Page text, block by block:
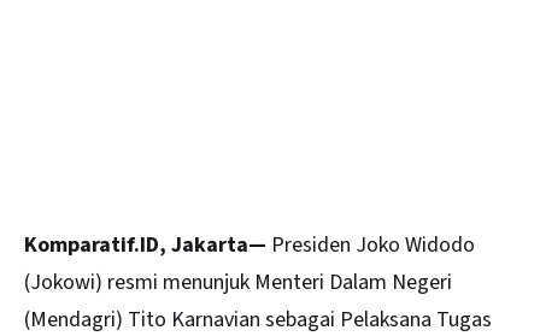
Komparatif.ID, Jakarta— Presiden Joko Widodo
(Jokowi) resmi menunjuk Menteri Dalam Negeri
(Mendagri) Tito Karnavian sebagai Pelaksana Tugas